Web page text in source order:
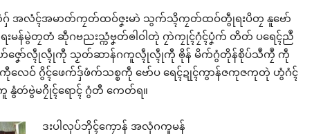
ဂှ် အလံၚ်အမာတ်ကၠတ်ထဝ်ဇၞးမာဲ သွက်သ္ၚိကၠတ်ထဝ်တွဵုရးပိတၠ နူဗော်
ရးမန်မွဲတၠတံ ဆဵုဂဗညးသ္ကံဗၞတ်ၜါဝါတုဲ ဂၠာဲကၠုၚ်ဂၠံၚ်ပၞံက် တိတ် ပရေၚ်ညဳ
ော်လ္ၚဵုလ္ၚဵုကီု သၟတ်ဆာန်ဂကူလ္ၚဵုလ္ၚဵုကီု ၜိုန် မိက်ဂွံတိုန်စိုပ်သဳကၠဳ ကဵု
ေဝ် ဂွိၚ်ဖေက်ဒှ်ဖံက်သစ္စကဵု ဗော်ပ ရေၚ်ဍုၚ်ကွာန်ဇကုဇကုတုဲ ဟွံဂံၚ်
နွံတဴဗွဲမဂၠိုၚ်ရောၚ် ဂွံတီ ကေတ်ရ။
ဒးပါလုပ်ဘိုၚ်ကၠောန် အလုံဂကူမန်